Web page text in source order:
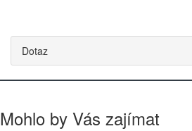
Dotaz
Mohlo by Vás zajímat